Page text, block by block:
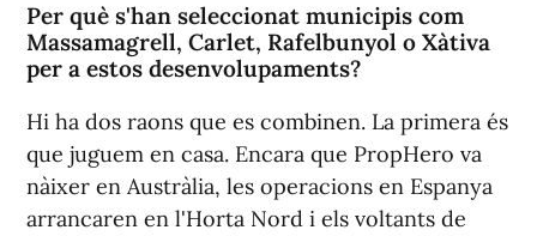
Per què s'han seleccionat municipis com
Massamagrell, Carlet, Rafelbunyol o Xàtiva
per a estos desenvolupaments?
Hi ha dos raons que es combinen. La primera és
que juguem en casa. Encara que PropHero va
nàixer en Austràlia, les operacions en Espanya
arrancaren en l'Horta Nord i els voltants de